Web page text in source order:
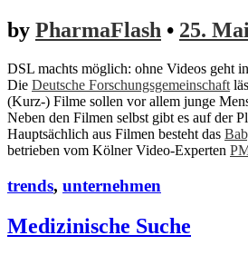
by PharmaFlash • 25.
DSL machts möglich: ohne Videos geht
Die Deutsche Forschungsgemeinschaft
(Kurz-) Filme sollen vor allem junge
Neben den Filmen selbst gibt es auf der
Hauptsächlich aus Filmen besteht das
betrieben vom Kölner Video-Experten
trends, unternehmen
Medizinische Suche